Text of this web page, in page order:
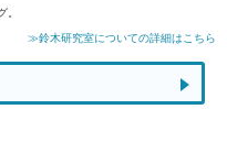
。
≫鈴木研究室についての詳細はこちら